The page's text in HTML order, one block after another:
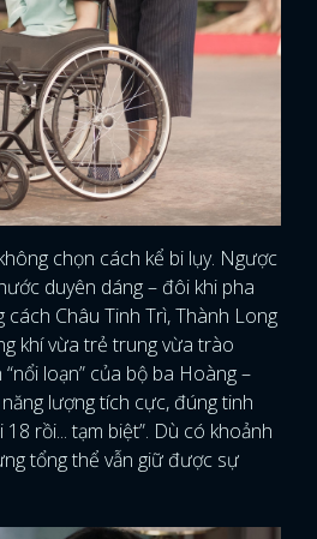
chọn cách kể bi lụy. Ngược
duyên dáng – đôi khi pha
Châu Tinh Trì, Thành Long
khí vừa trẻ trung vừa trào
loạn” của bộ ba Hoàng –
lượng tích cực, đúng tinh
rồi... tạm biệt”. Dù có khoảnh
tổng thể vẫn giữ được sự